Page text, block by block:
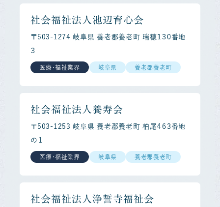
社会福祉法人池辺育心会
〒503-1274 岐阜県 養老郡養老町 瑞穂１３０番地
３
医療・福祉業界 岐阜県 養老郡養老町
社会福祉法人養寿会
〒503-1253 岐阜県 養老郡養老町 柏尾４６３番地
の１
医療・福祉業界 岐阜県 養老郡養老町
社会福祉法人浄誓寺福祉会